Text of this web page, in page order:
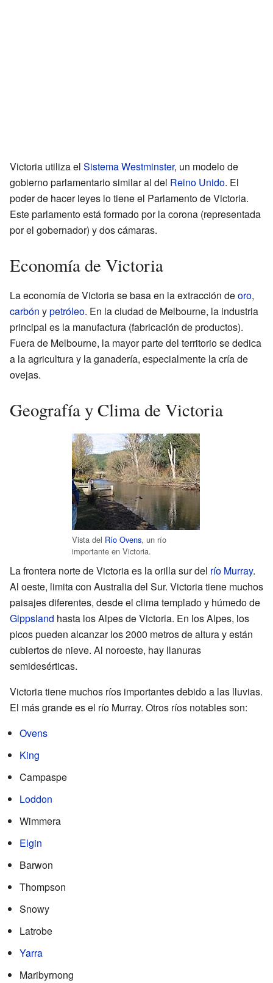
Victoria utiliza el Sistema Westminster, un modelo de
gobierno parlamentario similar al del Reino Unido. El
poder de hacer leyes lo tiene el Parlamento de Victoria.
Este parlamento está formado por la corona (representada
por el gobernador) y dos cámaras.
Economía de Victoria
La economía de Victoria se basa en la extracción deoro,
carbón ypetróleo. En la ciudad de Melbourne, la industria
principal es la manufactura (fabricación de productos).
Fuera de Melbourne, la mayor parte del territorio se dedica
a la agricultura y la ganadería, especialmente la cría de
ovejas.
Geografía y Clima de Victoria
Vista del Río Ovens, un río
importante en Victoria.
La frontera norte de Victoria es la orilla sur del río Murray.
Al oeste, limita con Australia del Sur. Victoria tiene muchos
paisajes diferentes, desde el clima templado y húmedo de
Gippsland hasta los Alpes de Victoria. En los Alpes, los
picos pueden alcanzar los 2000 metros de altura y están
cubiertos de nieve. Al noroeste, hay llanuras
semidesérticas.
Victoria tiene muchos ríos importantes debido a las lluvias.
El más grande es el río Murray. Otros ríos notables son:
Ovens
King
Campaspe
Loddon
Wimmera
Elgin
Barwon
Thompson
Snowy
Latrobe
Yarra
Maribyrnong